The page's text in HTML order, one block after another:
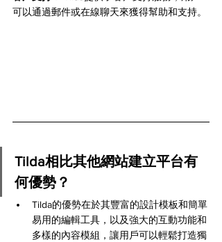
可以通過郵件或在線聊天來獲得幫助和支持。
Tilda相比其他網站建立平台有
何優勢？
Tilda的優勢在於其豐富的設計模板和簡單
易用的編輯工具，以及強大的互動功能和
多樣的內容模組，讓用戶可以輕鬆打造獨